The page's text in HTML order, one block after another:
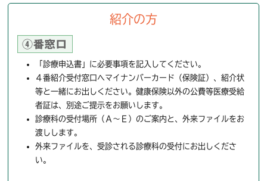
紹介の方
「診療申込書」に必要事項を記入してください。
４番紹介受付窓口へマイナンバーカード（保険証）、紹介状
等と一緒にお出しください。健康保険以外の公費等医療受給
者証は、別途ご提示をお願いします。
診療科の受付場所（Ａ～Ｅ）のご案内と、外来ファイルをお
渡しします。
外来ファイルを、受診される診療科の受付にお出しくださ
い。